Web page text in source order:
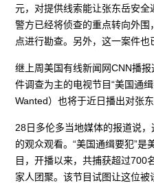
元，对提供线索能让张东岳安全
警方已经将侦查的重点转向外
点进行勘查。另外，这一案件也
继上周美国有线新闻网CNN播
件调查为主的电视节目“美国通
Wanted）也将于近日播出对张
28日多伦多当地媒体的报道说
的观众观看。“美国通缉要犯”
目，开播以来，共捕获超过700
家人团聚。该节目试图让这位